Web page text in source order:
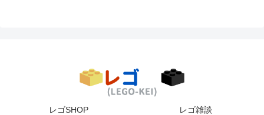
レゴSHOP
レゴ雑談